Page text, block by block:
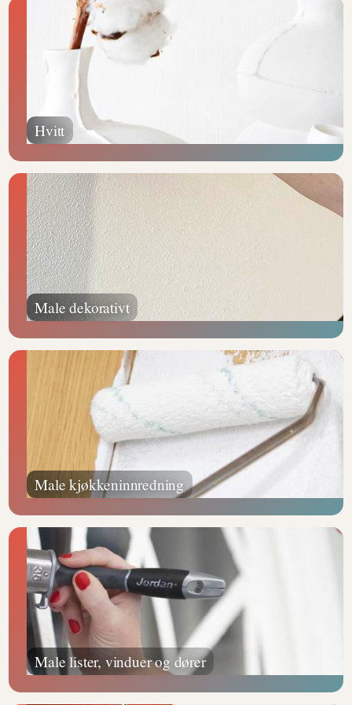
Hvitt
Male dekorativt
Male kjøkkeninnredning
Male lister, vinduer og dører